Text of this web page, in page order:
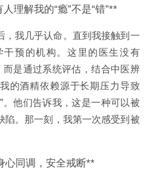
理解我的“瘾”不是“错”**
，我几乎认命。直到我接触到一
干预的机构。这里的医生没有
而是通过系统评估，结合中医辨
的酒精依赖源于长期压力导致
。他们告诉我，这是一种可以被
陷。那一刻，我第一次感受到被
心同调，安全戒断**